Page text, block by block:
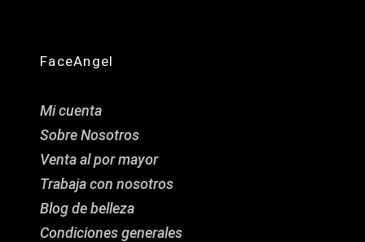
FaceAngel
Mi cuenta
Sobre Nosotros
Venta al por mayor
Trabaja con nosotros
Blog de belleza
Condiciones generales